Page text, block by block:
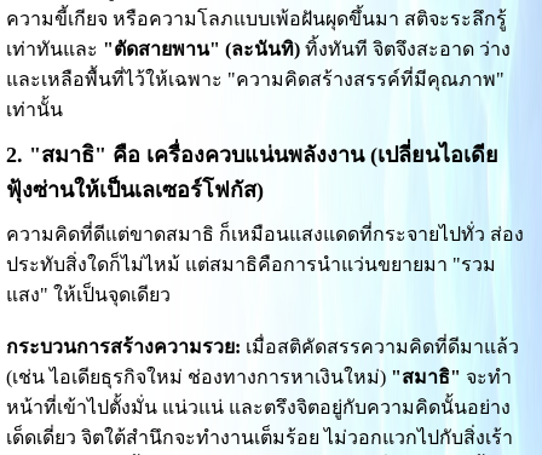
ความขี้เกียจ หรือความโลภแบบเพ้อฝันผุดขึ้นมา สติจะระลึกรู้
เท่าทันและ "ตัดสายพาน" (ละนันทิ)ทิ้งทันที จิตจึงสะอาด ว่าง
และเหลือพื้นที่ไว้ให้เฉพาะ "ความคิดสร้างสรรค์ที่มีคุณภาพ"
เท่านั้น
2. "สมาธิ" คือ เครื่องควบแน่นพลังงาน (เปลี่ยนไอเดีย
ฟุ้งซ่านให้เป็นเลเซอร์โฟกัส)
ความคิดที่ดีแต่ขาดสมาธิ ก็เหมือนแสงแดดที่กระจายไปทั่ว ส่อง
ประทับสิ่งใดก็ไม่ไหม้ แต่สมาธิคือการนำแว่นขยายมา "รวม
แสง" ให้เป็นจุดเดียว
กระบวนการสร้างความรวย: เมื่อสติคัดสรรความคิดที่ดีมาแล้ว
(เช่น ไอเดียธุรกิจใหม่ ช่องทางการหาเงินใหม่) "สมาธิ" จะทำ
หน้าที่เข้าไปตั้งมั่น แน่วแน่ และตรึงจิตอยู่กับความคิดนั้นอย่าง
เด็ดเดี่ยว จิตใต้สำนึกจะทำงานเต็มร้อย ไม่วอกแวกไปกับสิ่งเร้า